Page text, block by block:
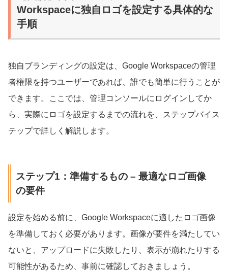
Workspaceに独自ロゴを設定する具体的な
手順
独自ブランディングの設定は、Google Workspaceの管理
者権限を持つユーザーであれば、誰でも簡単に行うことが
できます。ここでは、管理コンソールにログインしてか
ら、実際にロゴを設定するまでの流れを、ステップバイス
テップで詳しく解説します。
ステップ1：準備するもの – 最適なロゴ画像
の要件
設定を始める前に、Google Workspaceに適したロゴ画像
を準備しておく必要があります。画像が要件を満たしてい
ないと、アップロードに失敗したり、表示が崩れたりする
可能性があるため、事前に確認しておきましょう。